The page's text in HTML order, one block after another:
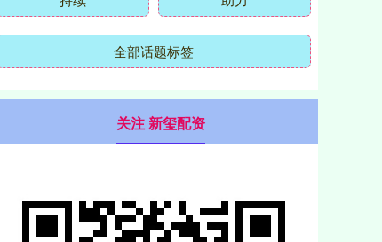
全部话题标签
关注 新玺配资